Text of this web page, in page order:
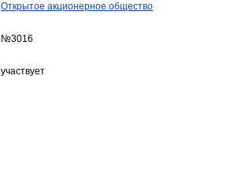
Открытое акционерное общество
№3016
участвует